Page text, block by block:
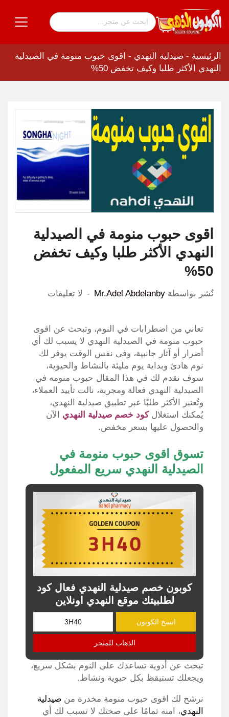
الرئيسية - صيدلية النهدي - اقوى حبوب منومة في الصيدلية
النهدي الأكثر طلبا وكيف تخفض 50%
اقوى حبوب منومة في الصيدلية
النهدي الأكثر طلبا وكيف تخفض
50%
نٌشر بواسطة Mr.Adel Abdelanby لا تعليقات
تعاني من اضطرابات في النوم، وتبحث عن اقوى
حبوب منومة في الصيدلية النهدي لا يسبب لك أي
أضرار أو آثار جانبية، وفي نفس الوقت يوفر لك
نوم هادئ وبداية يوم مليئة بالنشاط والحيوية،
سوف نقدم لك في هذا المقال حبوب منومه في
الصيدلية النهدي فعالة ومجربة، نالت تأييد العملاء،
وتُعتبر الأكثر طلبًا عبر تطبيق صيدلية النهدي،
يُمكنك استغلال كود خصم صيدلية النهدي
الآن
والحصول عليها بسعر مخفض.
تسوق اقوى حبوب منومة في
الصيدلية النهدي سريع المفعول
كوبون خصم صيدلية النهدي فعال كود
لطلبيتك موقع النهدي اونلاين
انسخ الكوبون
الذهاب للمتجر
تبحث عن أدوية تساعدك على النوم بشكل سريع،
ويجعلك تستيقظ بكل حيوية ونشاط.
نرشح لك اقوى حبوب منومة مخدرة من صيدلية
النهدي، امنه تمامًا على صحتك لا تسبب لك أي